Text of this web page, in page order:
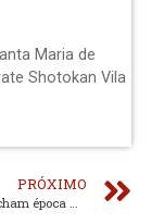
Maria de
Shotokan Vila
PRÓXIMO